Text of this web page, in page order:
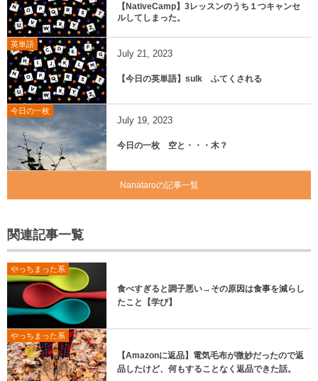
【NativeCamp】3レッスンのうち１つキャンセ
ルしてしまった。
英単語
July 21, 2023
【今日の英単語】sulk ふてくされる
今日の一枚
July 19, 2023
今日の一枚 空と・・・木？
Nanataroの記事一覧
関連記事一覧
やっちまった系
食べすぎると調子悪い→その原因は食事を減らし
たこと【学び】
やっちまった系
【Amazonに返品】電気毛布が微妙だったので返
品したけど、何もすることなく返品できた話。